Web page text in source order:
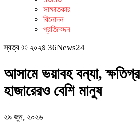
সাক্ষাতকার
বিনোদন
প্রতিবেদন
স্বত্ব © ২০২৪ 36News24
আসামে ভয়াবহ বন্যা,
হাজারেরও বেশি মানুষ
২৯ জুন, ২০২৬